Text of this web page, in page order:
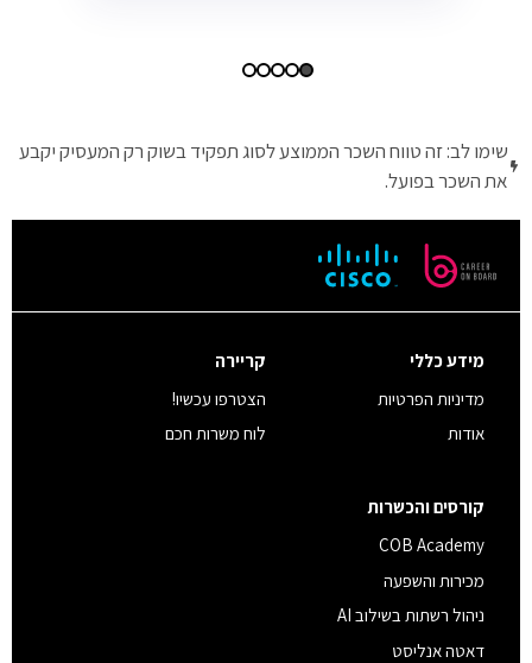
שימו לב: זה טווח השכר הממוצע לסוג תפקיד בשוק רק המעסיק יקבע
את השכר בפועל.
מידע כללי
מדיניות הפרטיות
אודות
קריירה
הצטרפו עכשיו!
לוח משרות חכם
קורסים והכשרות
COB Academy
מכירות והשפעה
ניהול רשתות בשילוב AI
דאטה אנליסט